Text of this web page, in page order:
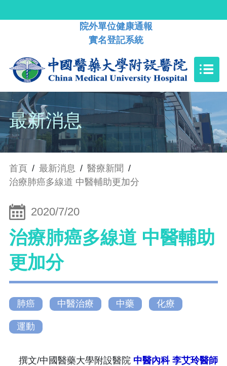
院外單位健康通報
實名登記系統
最新消息
首頁 / 最新消息 / 醫療新聞 /
治療肺癌多線道 中醫輔助更加分
2020/7/20
治療肺癌多線道 中醫輔助
更加分
肺癌 中醫治療 中藥 化療
運動
撰文/中國醫藥大學附設醫院 中醫內科 李艾玲醫師